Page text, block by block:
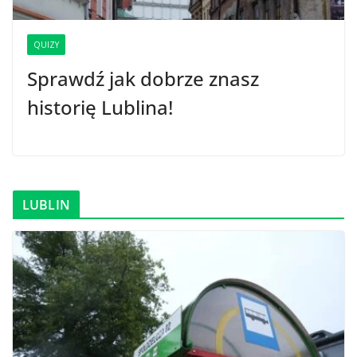
QUIZY
Sprawdź jak dobrze znasz
historię Lublina!
LUBLIN